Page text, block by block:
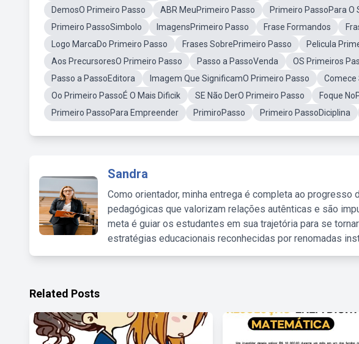
DemosO Primeiro Passo
ABR MeuPrimeiro Passo Primeiro PassoPara O
Primeiro PassoSimbolo
ImagensPrimeiro Passo Frase Formandos
Logo MarcaDo Primeiro Passo
Frases SobrePrimeiro Passo Pelicula
Aos PrecursoresO Primeiro Passo
Passo a PassoVenda OS Primeiros
Passo a PassoEditora
Imagem Que SignificamO Primeiro Passo
Comece
Oo Primeiro PassoÉ O Mais Dificik
SE Não DerO Primeiro Passo Foque
Primeiro PassoPara Empreender
PrimiroPasso Primeiro PassoDiciplina
Sandra
Como orientador, minha entrega é completa ao
pedagógicas que valorizam relações autênticas e são
meta é guiar os estudantes em sua trajetória para se
estratégias educacionais reconhecidas por renomadas
Related Posts